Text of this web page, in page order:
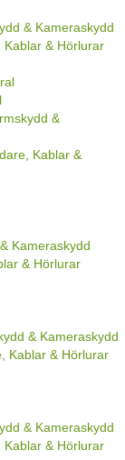
& Kameraskydd
Kablar & Hörlurar
&
Kablar &
Kameraskydd
& Hörlurar
& Kameraskydd
Kablar & Hörlurar
& Kameraskydd
Kablar & Hörlurar